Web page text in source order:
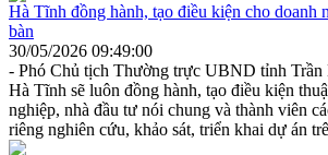
Hà Tĩnh đồng hành, tạo điều kiện cho doanh
bàn
30/05/2026 09:49:00
- Phó Chủ tịch Thường trực UBND tỉnh Trần
Hà Tĩnh sẽ luôn đồng hành, tạo điều kiện
nghiệp, nhà đầu tư nói chung và thành viên
riêng nghiên cứu, khảo sát, triển khai dự án